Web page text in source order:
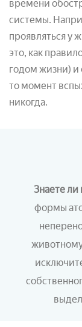
времени
системы.
проявляться у
это, как
годом жизни) и
то момент
никогда.
Знаете ли
формы